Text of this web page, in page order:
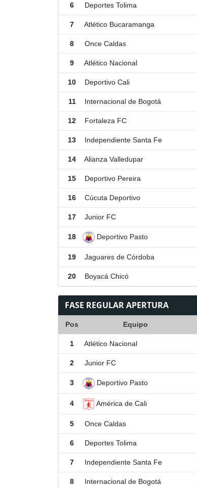
6 Deportes Tolima
7 Atlético Bucaramanga
8 Once Caldas
9 Atlético Nacional
10 Deportivo Cali
11 Internacional de Bogotá
12 Fortaleza FC
13 Independiente Santa Fe
14 Alianza Valledupar
15 Deportivo Pereira
16 Cúcuta Deportivo
17 Junior FC
18 Deportivo Pasto
19 Jaguares de Córdoba
20 Boyacá Chicó
FASE REGULAR APERTURA
Pos Equipo
1 Atlético Nacional
2 Junior FC
3 Deportivo Pasto
4 América de Cali
5 Once Caldas
6 Deportes Tolima
7 Independiente Santa Fe
8 Internacional de Bogotá